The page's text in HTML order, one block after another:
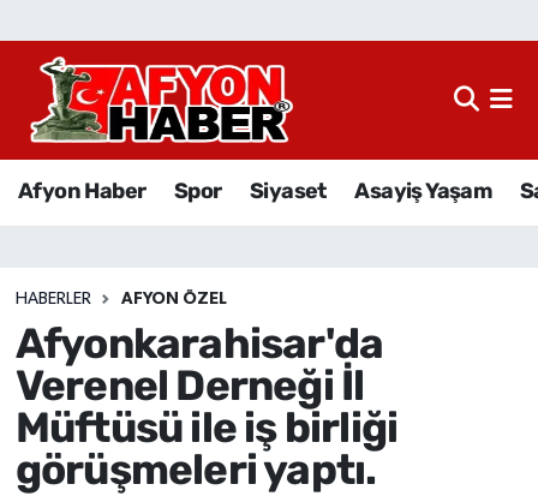
Afyon Haber Spor Siyaset Asayiş Yaşam
HABERLER AFYON ÖZEL
Afyonkarahisar'da
Verenel Derneği İl
Müftüsü ile iş birliği
görüşmeleri yaptı.
Afyon Haber
Sağlık
Eğitim
Sivil Toplum